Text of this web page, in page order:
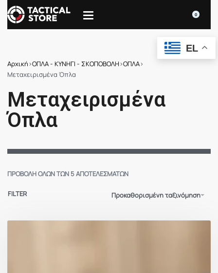
0
Αρχική›ΟΠΛΑ - ΚΥΝΗΓΙ - ΣΚΟΠΟΒΟΛΗ›ΟΠΛΑ›
Μεταχειρισμένα Όπλα
Μεταχειρισμένα
Όπλα
ΠΡΟΒΟΛΉ ΌΛΩΝ ΤΩΝ 5 ΑΠΟΤΕΛΕΣΜΆΤΩΝ
Προκαθορισμένη ταξινόμηση
FILTER
EL